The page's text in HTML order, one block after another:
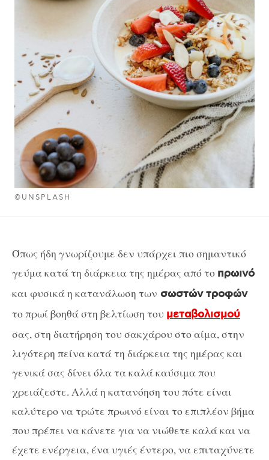
©UNSPLASH
Όπως ήδη γνωρίζουμε δεν υπάρχει πιο σημαντικό
γεύμα κατά τη διάρκεια της ημέρας από το πρωινό
και φυσικά η κατανάλωση των σωστών τροφών
το πρωί βοηθά στη βελτίωση του μεταβολισμού
σας, στη διατήρηση του σακχάρου στο αίμα, στην
λιγότερη πείνα κατά τη διάρκεια της ημέρας και
γενικά σας δίνει όλα τα καλά καύσιμα που
χρειάζεστε. Αλλά η κατανόηση του πότε είναι
καλύτερο να τρώτε πρωινό είναι το επιπλέον βήμα
που πρέπει να κάνετε για να νιώθετε καλά και να
έχετε ενέργεια, ένα υγιές έντερο, να επιταχύνετε